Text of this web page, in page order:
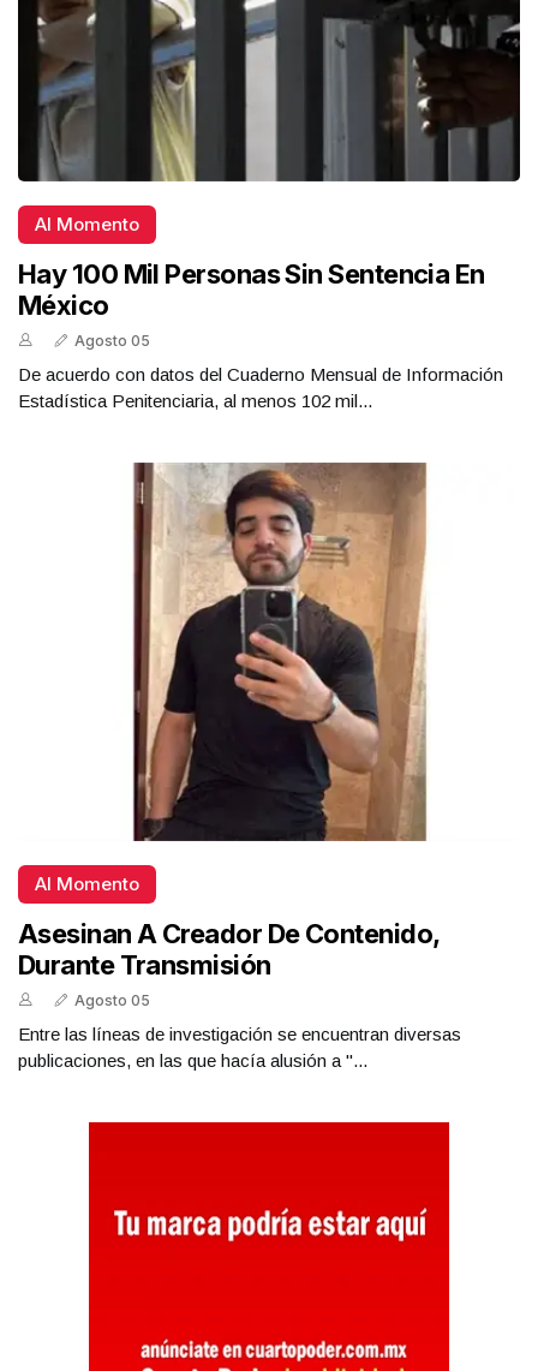
Al Momento
Hay 100 Mil Personas Sin Sentencia En
México
Agosto 05
De acuerdo con datos del Cuaderno Mensual de Información
Estadística Penitenciaria, al menos 102 mil...
Al Momento
Asesinan A Creador De Contenido,
Durante Transmisión
Agosto 05
Entre las líneas de investigación se encuentran diversas
publicaciones, en las que hacía alusión a "...